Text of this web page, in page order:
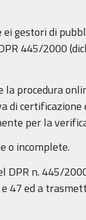
gestori di
445/2000
procedura
per la
o incomplete.
DPR n. 445/
47 ed a